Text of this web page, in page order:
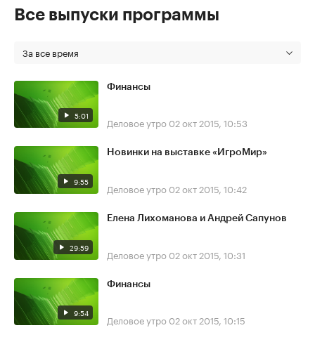
Все выпуски программы
За все время
5:01
Финансы
Деловое утро 02 окт 2015, 10:53
9:55
Новинки на выставке «ИгроМир»
Деловое утро 02 окт 2015, 10:42
29:59
Елена Лихоманова и Андрей Сапунов
Деловое утро 02 окт 2015, 10:31
9:54
Финансы
Деловое утро 02 окт 2015, 10:15